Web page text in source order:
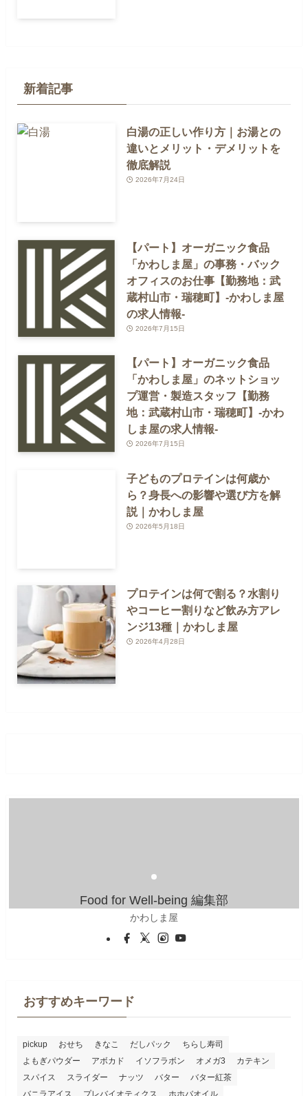
新着記事
白湯の正しい作り方｜お湯との
違いとメリット・デメリットを
徹底解説
2026年7月24日
【パート】オーガニック食品
「かわしま屋」の事務・バック
オフィスのお仕事【勤務地：武
蔵村山市・瑞穂町】-かわしま屋
の求人情報-
2026年7月15日
【パート】オーガニック食品
「かわしま屋」のネットショッ
プ運営・製造スタッフ【勤務
地：武蔵村山市・瑞穂町】-かわ
しま屋の求人情報-
2026年7月15日
子どものプロテインは何歳か
ら？身長への影響や選び方を解
説｜かわしま屋
2026年5月18日
プロテインは何で割る？水割り
やコーヒー割りなど飲み方アレ
ンジ13種｜かわしま屋
2026年4月28日
Food for Well-being 編集部
かわしま屋
おすすめキーワード
pickup おせち きなこ だしパック
ちらし寿司
よもぎパウダー
アボカド イソフラボン オメガ3
カテキン
スパイス
スライダー ナッツ バター
バター紅茶